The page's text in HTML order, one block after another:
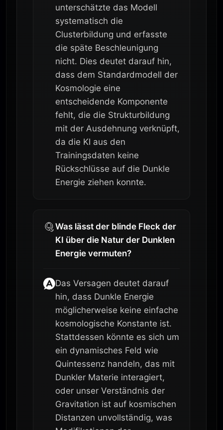
unterschätzte das Modell
systematisch die
Clusterbildung und erfasste
die späte Beschleunigung
nicht. Dies deutet darauf hin,
dass dem Standardmodell der
Kosmologie eine
entscheidende Komponente
fehlt, die die Strukturbildung
mit der Ausdehnung verknüpft,
da die KI aus den
Trainingsdaten keine
Rückschlüsse auf die Dunkle
Energie ziehen konnte.
Was lässt der blinde Fleck der
KI über die Natur der Dunklen
Energie vermuten?
Das Versagen deutet darauf
hin, dass Dunkle Energie
möglicherweise keine einfache
kosmologische Konstante ist.
Stattdessen könnte es sich um
ein dynamisches Feld wie
Quintessenz handeln, das mit
Dunkler Materie interagiert,
oder unser Verständnis der
Gravitation ist auf kosmischen
Distanzen unvollständig, was